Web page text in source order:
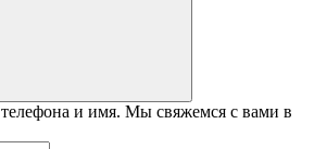
и имя. Мы свяжемся с вами в